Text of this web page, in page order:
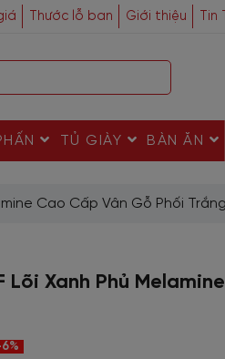
Thước lỗ ban Giới thiệu Tin
TỦ GIÀY BÀN ĂN
Cao Cấp Vân Gỗ Phối Trắng
Lõi Xanh Phủ